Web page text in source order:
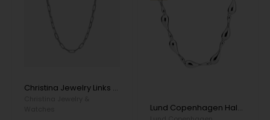
Christina Jewelry Links Halskette, model 680-S128
Lund Copenhagen Halskette, model 9729945